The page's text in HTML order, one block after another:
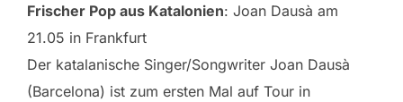
Frischer Pop aus Katalonien: Joan Dausà am
21.05 in Frankfurt
Der katalanische Singer/Songwriter Joan Dausà
(Barcelona) ist zum ersten Mal auf Tour in